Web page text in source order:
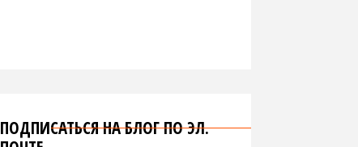
ПОДПИСАТЬСЯ НА БЛОГ ПО ЭЛ.